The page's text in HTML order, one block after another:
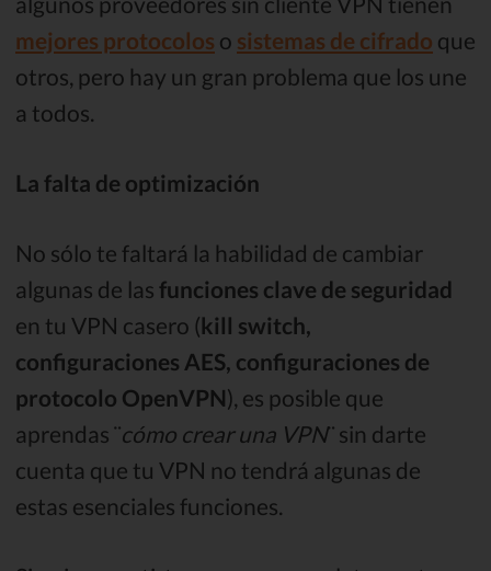
mejores protocolos o sistemas de cifrado que
otros, pero hay un gran problema que los une
a todos.
La falta de optimización
No sólo te faltará la habilidad de cambiar
algunas de las funciones clave de seguridad
en tu VPN casero (kill switch,
configuraciones AES, configuraciones de
protocolo OpenVPN), es posible que
aprendas ¨cómo crear una VPN¨ sin darte
cuenta que tu VPN no tendrá algunas de
estas esenciales funciones.